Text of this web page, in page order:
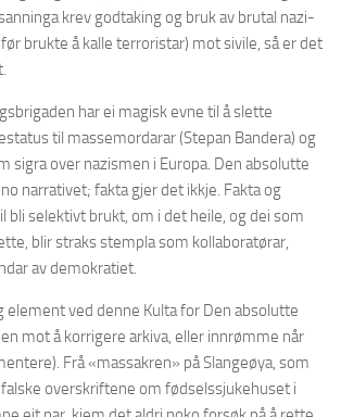
krev godtaking og bruk av brutal nazi-
brukte å kalle terroristar) mot sivile, så er det
har ei magisk evne til å slette
til massemordarar (Stepan Bandera) og
sigra over nazismen i Europa. Den absolutte
narrativet; fakta gjer det ikkje. Fakta og
bli selektivt brukt, om i det heile, og dei som
blir straks stempla som kollaboratørar,
av demokratiet.
element ved denne Kulta for Den absolutte
mot å korrigere arkiva, eller innrømme når
Frå «massakren» på Slangeøya, som
overskriftene om fødselssjukehuset i